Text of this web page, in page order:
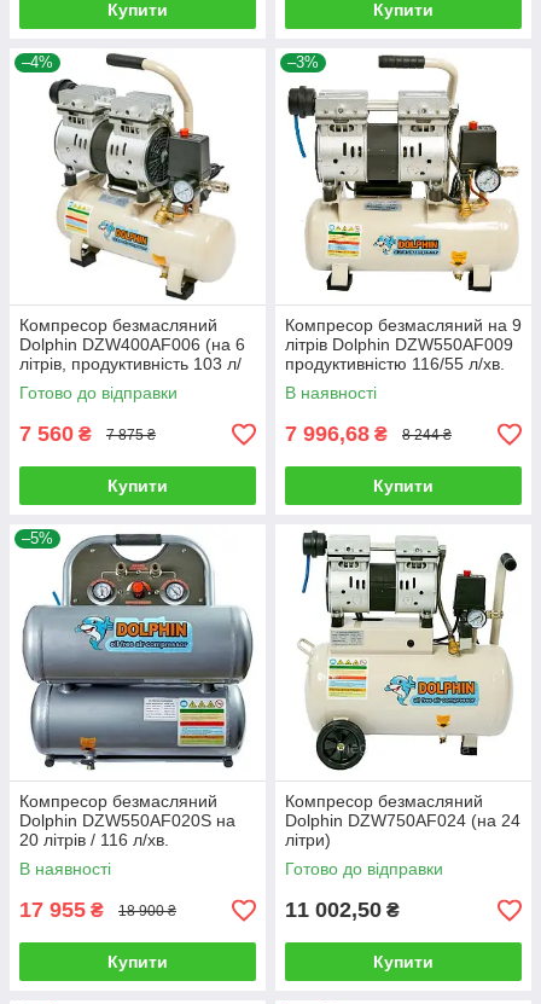
Купити Купити
–4%
Компресор безмасляний
Dolphin DZW400AF006 (на 6
літрів, продуктивність 103 л/
хв.)
Готово до відправки
7 560 ₴ 7 875 ₴
Купити
–3%
Компресор безмасляний на 9
літрів Dolphin DZW550AF009
продуктивністю 116/55 л/хв.
В наявності
7 996,68 ₴ 8 244 ₴
Купити
–5%
Компресор безмасляний
Dolphin DZW550AF020S на
20 літрів / 116 л/хв.
В наявності
17 955 ₴ 18 900 ₴
Купити
Компресор безмасляний
Dolphin DZW750AF024 (на 24
літри)
Готово до відправки
11 002,50 ₴
Купити